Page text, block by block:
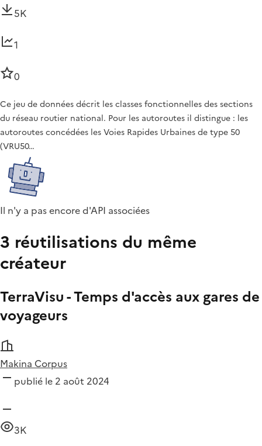
5K
1
0
Ce jeu de données décrit les classes fonctionnelles des sections
du réseau routier national. Pour les autoroutes il distingue : les
autoroutes concédées les Voies Rapides Urbaines de type 50
(VRU50…
Il n'y a pas encore d'API associées
3 réutilisations du même
créateur
TerraVisu - Temps d'accès aux gares de
voyageurs
Makina Corpus
publié le 2 août 2024
3K